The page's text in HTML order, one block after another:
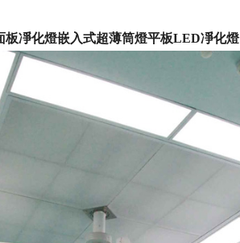
板凈化燈嵌入式超薄筒燈平板LED凈化燈